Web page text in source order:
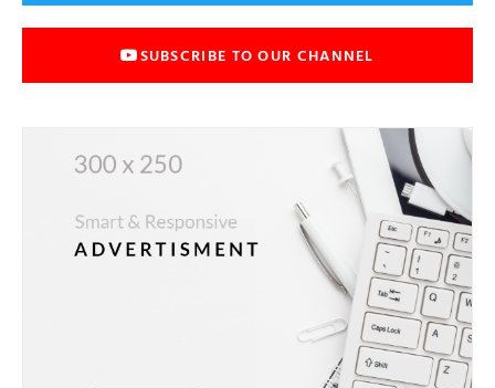
SUBSCRIBE TO OUR CHANNEL